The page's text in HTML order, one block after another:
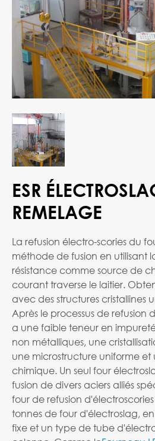
ESR
REMELAGE
La refusion électro-scories du
méthode de fusion en utilisant
résistance comme source de
courant traverse le laitier.
avec des structures cristallines
Après le processus de refusion
a une faible teneur en
non métalliques, une
une microstructure uniforme et
chimique. Un seul four
fusion de divers aciers alliés
four de refusion
tonnes de four d'électroslag,
fixe et un type de tube